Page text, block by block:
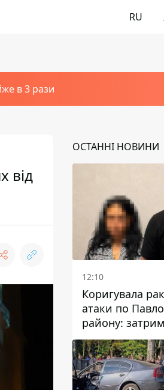
RU
в 3 рази
від
ОСТАННІ НОВИНИ
12:10
Коригувала
атаки по
району:
агентку